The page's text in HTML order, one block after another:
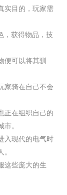
实目的，玩家需
，获得物品，技
便可以将其驯
家骑在自己不会
正在组织自己的
。
入现代的电气时
这些庞大的生